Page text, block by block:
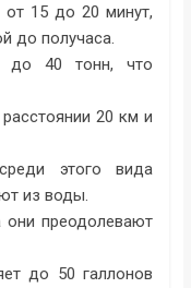
15 до 20 минут,
до получаса.
до 40 тонн, что
20 км и
этого вида
из воды.
преодолевают
до 50 галлонов